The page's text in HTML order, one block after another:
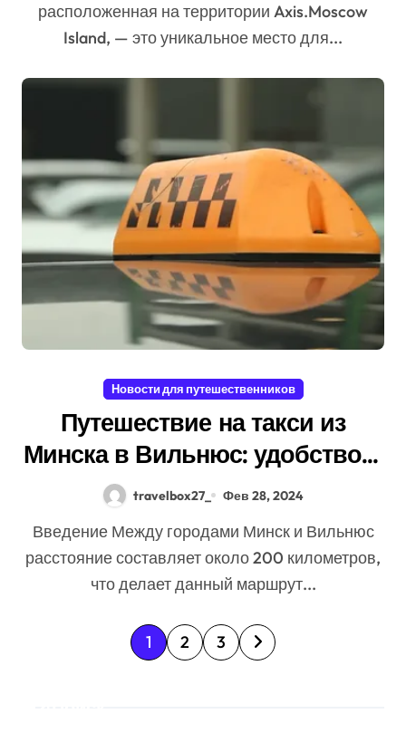
расположенная на территории Axis.Moscow
Island, — это уникальное место для...
Новости для путешественников
Путешествие на такси из
Минска в Вильнюс: удобство и
преимущества
travelbox27_ Фев 28, 2024
Введение Между городами Минск и Вильнюс
расстояние составляет около 200 километров,
что делает данный маршрут...
П1 2 3